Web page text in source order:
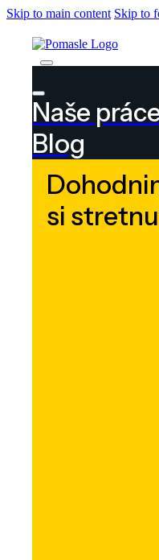
Skip to main content Skip to
Naše
Blog
si